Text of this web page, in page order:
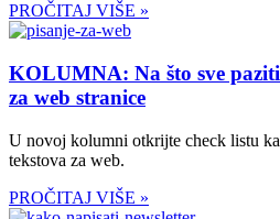
PROČITAJ VIŠE »
KOLUMNA: Na što sve
za web stranice
U novoj kolumni otkrijte check listu
tekstova za web.
PROČITAJ VIŠE »